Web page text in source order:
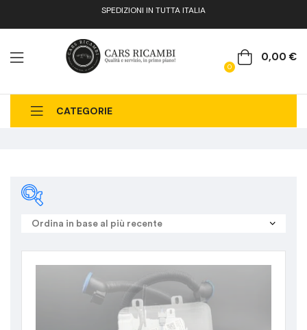
SPEDIZIONI IN TUTTA ITALIA
0
0,00€
CATEGORIE
prodotto
(26)